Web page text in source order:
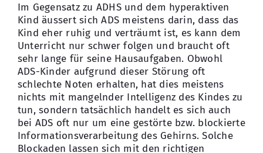
Im Gegensatz zu ADHS und dem hyperaktiven
Kind äussert sich ADS meistens darin, dass das
Kind eher ruhig und verträumt ist, es kann dem
Unterricht nur schwer folgen und braucht oft
sehr lange für seine Hausaufgaben. Obwohl
ADS-Kinder aufgrund dieser Störung oft
schlechte Noten erhalten, hat dies meistens
nichts mit mangelnder Intelligenz des Kindes zu
tun, sondern tatsächlich handelt es sich auch
bei ADS oft nur um eine gestörte bzw. blockierte
Informationsverarbeitung des Gehirns. Solche
Blockaden lassen sich mit den richtigen